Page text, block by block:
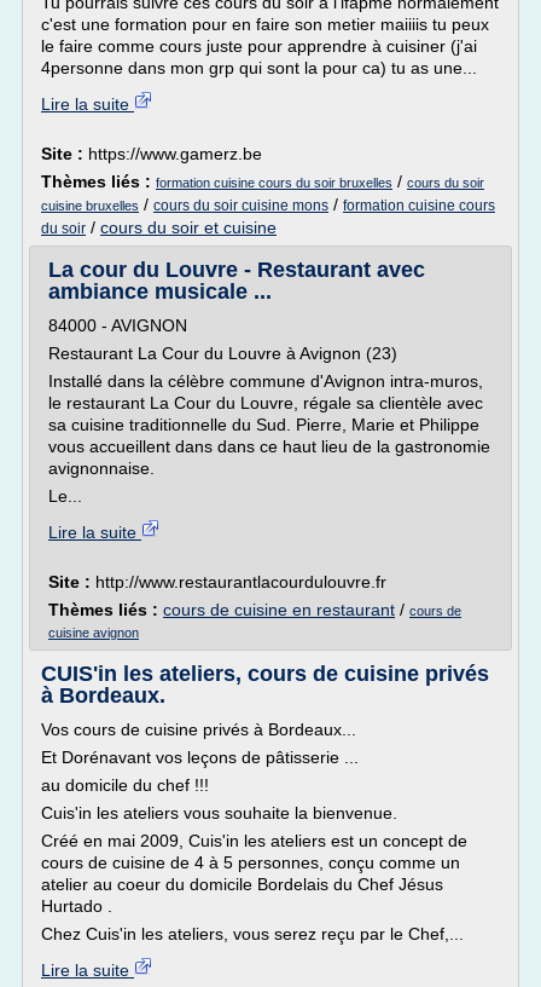
c'est une formation pour en faire son metier maiiiis tu peux
le faire comme cours juste pour apprendre à cuisiner (j'ai
4personne dans mon grp qui sont la pour ca) tu as une...
Lire la suite
Site : https://www.gamerz.be
Thèmes liés : formation cuisine cours du soir bruxelles / cours du soir
cuisine bruxelles / cours du soir cuisine mons / formation cuisine cours
du soir / cours du soir et cuisine
La cour du Louvre - Restaurant avec
ambiance musicale ...
84000 - AVIGNON
Restaurant La Cour du Louvre à Avignon (23)
Installé dans la célèbre commune d'Avignon intra-muros,
le restaurant La Cour du Louvre, régale sa clientèle avec
sa cuisine traditionnelle du Sud. Pierre, Marie et Philippe
vous accueillent dans dans ce haut lieu de la gastronomie
avignonnaise.
Le...
Lire la suite
Site : http://www.restaurantlacourdulouvre.fr
Thèmes liés : cours de cuisine en restaurant / cours de
cuisine avignon
CUIS'in les ateliers, cours de cuisine privés
à Bordeaux.
Vos cours de cuisine privés à Bordeaux...
Et Dorénavant vos leçons de pâtisserie ...
au domicile du chef !!!
Cuis'in les ateliers vous souhaite la bienvenue.
Créé en mai 2009, Cuis'in les ateliers est un concept de
cours de cuisine de 4 à 5 personnes, conçu comme un
atelier au coeur du domicile Bordelais du Chef Jésus
Hurtado .
Chez Cuis'in les ateliers, vous serez reçu par le Chef,...
Lire la suite